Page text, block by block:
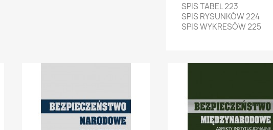
SPIS TABEL 223
SPIS RYSUNKÓW 224
SPIS WYKRESÓW 225